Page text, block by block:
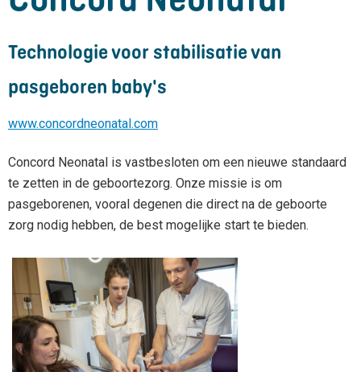
Technologie voor stabilisatie van
pasgeboren baby's
www.concordneonatal.com
Concord Neonatal is vastbesloten om een nieuwe standaard
te zetten in de geboortezorg. Onze missie is om
pasgeborenen, vooral degenen die direct na de geboorte
zorg nodig hebben, de best mogelijke start te bieden.